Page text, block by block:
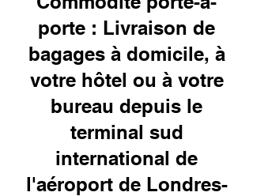
porte : Livraison de
bagages à domicile, à
votre hôtel ou à votre
bureau depuis le
terminal sud
international de
l'aéroport de Londres-